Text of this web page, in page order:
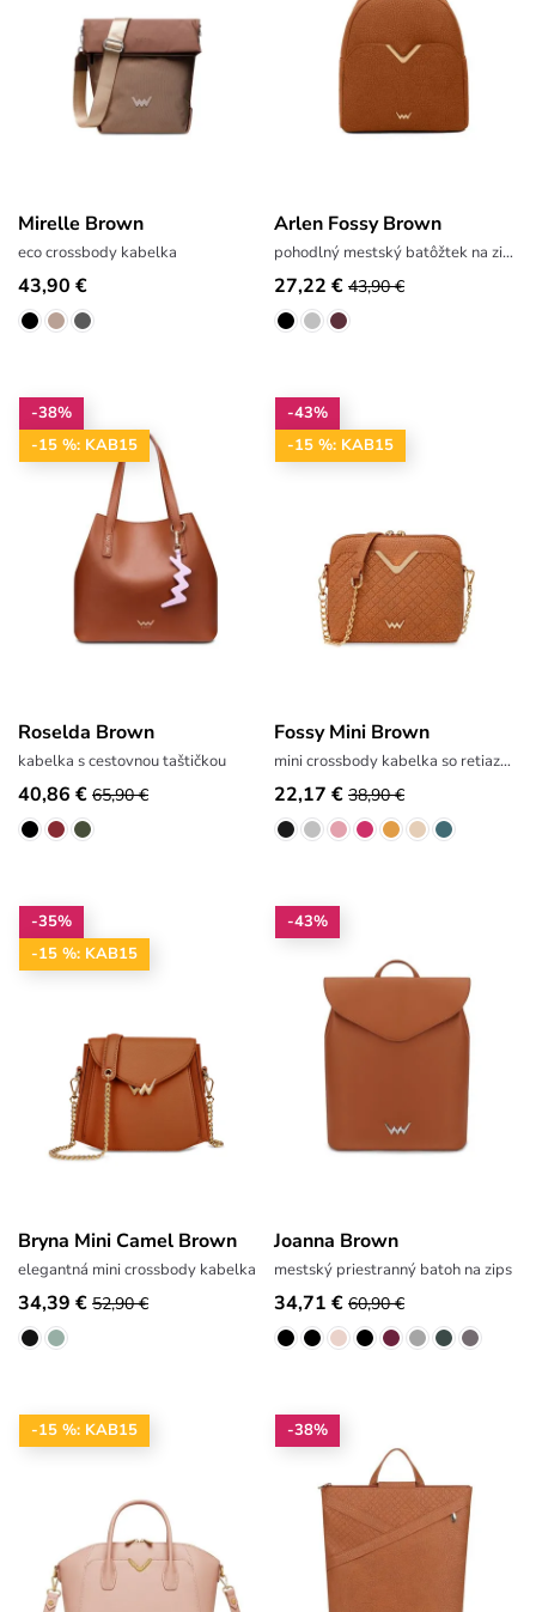
Mirelle Brown
eco crossbody kabelka
43,90 €
Arlen Fossy Brown
pohodlný mestský batôžtek na zips
27,22 € 43,90 €
-38%
-15 %: KAB15
Roselda Brown
kabelka s cestovnou taštičkou
40,86 € 65,90 €
-43%
-15 %: KAB15
Fossy Mini Brown
mini crossbody kabelka so retiazkou
22,17 € 38,90 €
-35%
-15 %: KAB15
Bryna Mini Camel Brown
elegantná mini crossbody kabelka
34,39 € 52,90 €
-43%
Joanna Brown
mestský priestranný batoh na zips
34,71 € 60,90 €
-15 %: KAB15 -38%